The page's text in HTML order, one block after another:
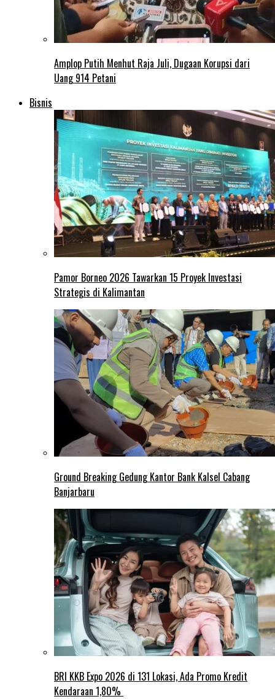
Amplop Putih Menhut Raja Juli, Dugaan Korupsi dari
Uang 914 Petani
Bisnis
Pamor Borneo 2026 Tawarkan 15 Proyek Investasi
Strategis di Kalimantan
Ground Breaking Gedung Kantor Bank Kalsel Cabang
Banjarbaru
BRI KKB Expo 2026 di 131 Lokasi, Ada Promo Kredit
Kendaraan 1,80%